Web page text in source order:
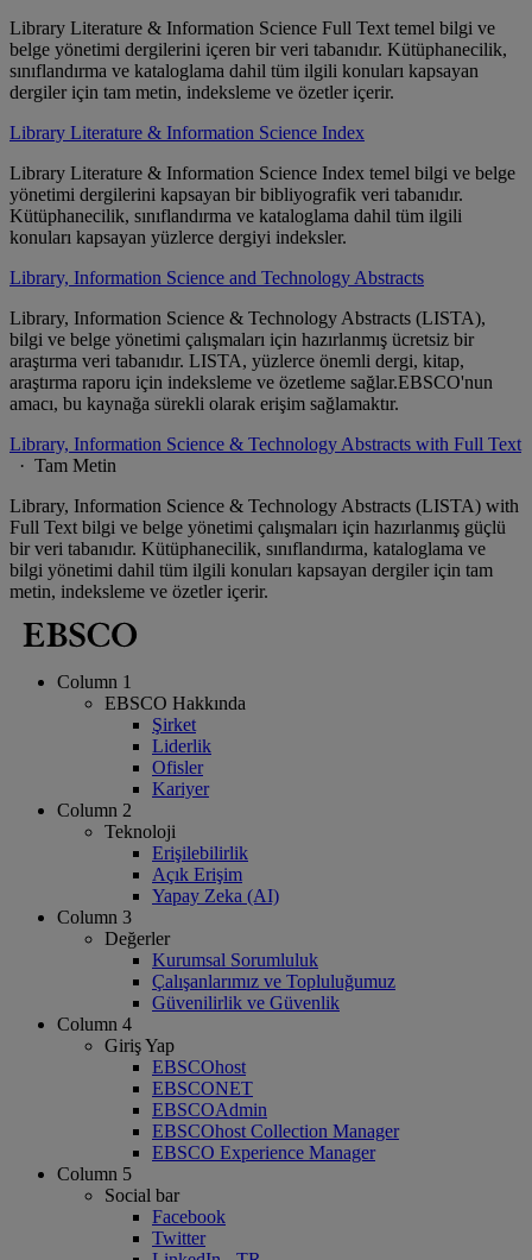
Library Literature & Information Science Full Text temel bilgi ve
belge yönetimi dergilerini içeren bir veri tabanıdır. Kütüphanecilik,
sınıflandırma ve kataloglama dahil tüm ilgili konuları kapsayan
dergiler için tam metin, indeksleme ve özetler içerir.
Library Literature & Information Science Index
Library Literature & Information Science Index temel bilgi ve belge
yönetimi dergilerini kapsayan bir bibliyografik veri tabanıdır.
Kütüphanecilik, sınıflandırma ve kataloglama dahil tüm ilgili
konuları kapsayan yüzlerce dergiyi indeksler.
Library, Information Science and Technology Abstracts
Library, Information Science & Technology Abstracts (LISTA),
bilgi ve belge yönetimi çalışmaları için hazırlanmış ücretsiz bir
araştırma veri tabanıdır. LISTA, yüzlerce önemli dergi, kitap,
araştırma raporu için indeksleme ve özetleme sağlar.EBSCO'nun
amacı, bu kaynağa sürekli olarak erişim sağlamaktır.
Library, Information Science & Technology Abstracts with Full Text
· Tam Metin
Library, Information Science & Technology Abstracts (LISTA) with
Full Text bilgi ve belge yönetimi çalışmaları için hazırlanmış güçlü
bir veri tabanıdır. Kütüphanecilik, sınıflandırma, kataloglama ve
bilgi yönetimi dahil tüm ilgili konuları kapsayan dergiler için tam
metin, indeksleme ve özetler içerir.
Column 1
EBSCO Hakkında
Şirket
Liderlik
Ofisler
Kariyer
Column 2
Teknoloji
Erişilebilirlik
Açık Erişim
Yapay Zeka (AI)
Column 3
Değerler
Kurumsal Sorumluluk
Çalışanlarımız ve Topluluğumuz
Güvenilirlik ve Güvenlik
Column 4
Giriş Yap
EBSCOhost
EBSCONET
EBSCOAdmin
EBSCOhost Collection Manager
EBSCO Experience Manager
Column 5
Social bar
Facebook
Twitter